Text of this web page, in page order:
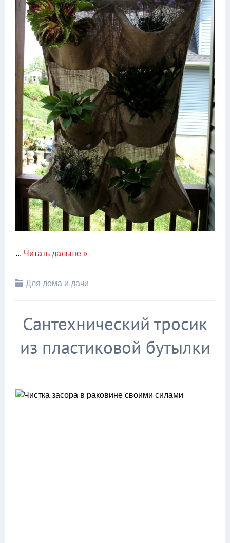
... Читать дальше »
Для дома и дачи
Сантехнический тросик
из пластиковой бутылки